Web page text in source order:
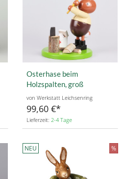
Osterhase beim
Holzspalten, groß
von Werkstatt Leichsenring
99,60 €
Lieferzeit: 2-4 Tage
%
NEU